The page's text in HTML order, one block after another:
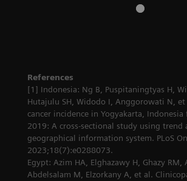
References
[1] Indonesia: Ng B, Puspitaningtyas H,
Hutajulu SH, Widodo I, Anggorowati N, et
cancer incidence in Yogyakarta,
2019: A cross-sectional study using trend
geographical information system. PLoS
2023;18(7):e0288073.
Egypt: Azim HA, Elghazawy H, Ghazy RM,
Abdelsalam M, Elzorkany A, et al.